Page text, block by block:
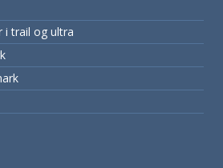
i trail og ultra